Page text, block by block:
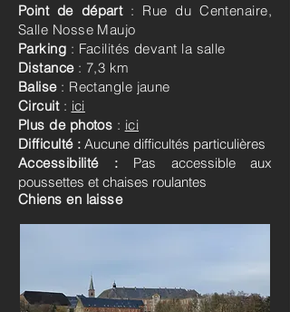
Point de départ : Rue du Centenaire,
Salle Nosse Maujo
Parking : Facilités devant la salle
Distance: 7,3 km
Balise : Rectangle jaune
Circuit : ici
Plus de photos : ici
Difficulté : Aucune difficultés particulières
Accessibilité : Pas accessible aux
poussettes et chaises roulantes
Chiens en laisse